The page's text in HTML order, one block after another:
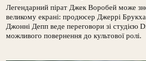
Легендарний пірат Джек Воробей може
великому екрані: продюсер Джеррі
Джонні Депп веде переговори зі студією
можливого повернення до культової ролі.